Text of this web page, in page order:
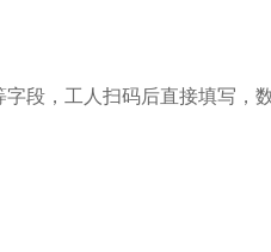
段，工人扫码后直接填写，